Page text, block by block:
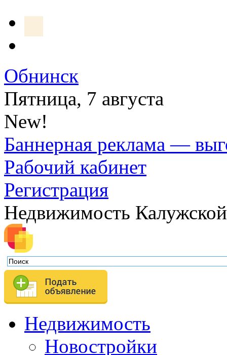
Обнинск
Пятница, 7 августа
New!
Баннерная реклама —
Рабочий кабинет
Регистрация
Недвижимость
Недвижимость
Новостройки